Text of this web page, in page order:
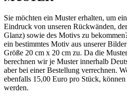
Sie möchten ein Muster erhalten, um
Eindruck von unseren Rückwänden,
Glanz) sowie des Motivs zu
ein bestimmtes Motiv aus unserer
Größe 20 cm x 20 cm zu. Da die
berechnen wir je Muster innerhalb
aber bei einer Bestellung verrechnen.
ebenfalls 15,00 Euro pro Stück,
werden.